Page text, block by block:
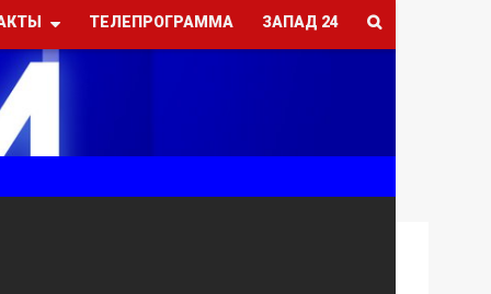
ТЕЛЕПРОГРАММА ЗАПАД 24